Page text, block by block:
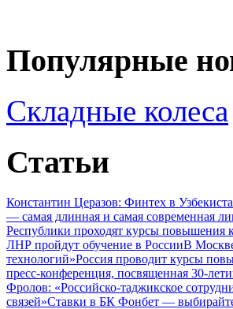
Популярные
Складные колеса
Статьи
Константин Церазов: Финтех в
— самая длинная и самая современная
Республики проходят курсы повышения
ЛНР пройдут обучение в РоссииВ
технологий»Россия проводит курсы
пресс-конференция, посвященная 30-
Фролов: «Российско-таджикское
связей»Ставки в БК Фонбет —